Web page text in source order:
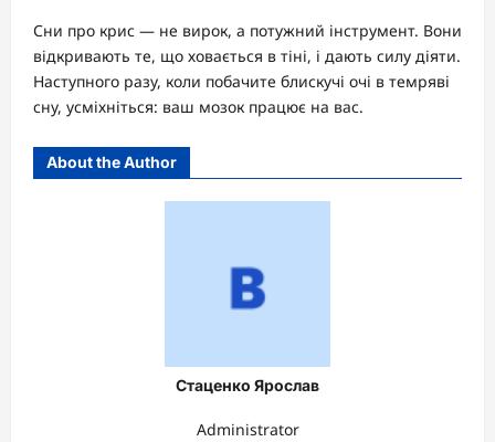
Сни про крис — не вирок, а потужний інструмент. Вони
відкривають те, що ховається в тіні, і дають силу діяти.
Наступного разу, коли побачите блискучі очі в темряві
сну, усміхніться: ваш мозок працює на вас.
About the Author
Стаценко Ярослав
Administrator